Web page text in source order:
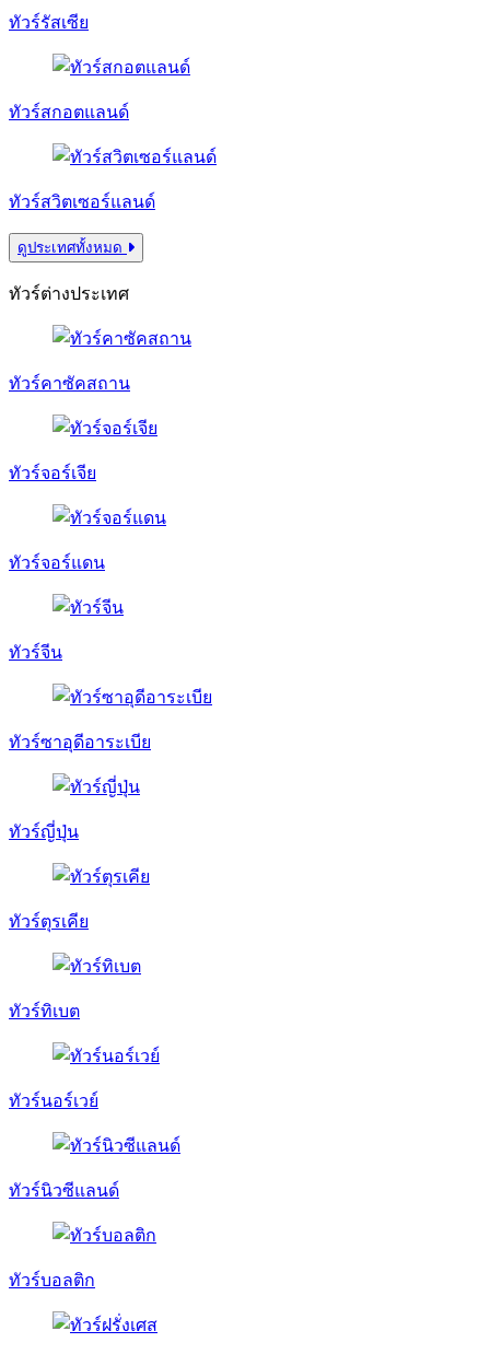
ทัวร์รัสเซีย
ทัวร์สกอตแลนด์
ทัวร์สวิตเซอร์แลนด์
ดูประเทศทั้งหมด
ทัวร์ต่างประเทศ
ทัวร์คาซัคสถาน
ทัวร์จอร์เจีย
ทัวร์จอร์แดน
ทัวร์จีน
ทัวร์ซาอุดีอาระเบีย
ทัวร์ญี่ปุ่น
ทัวร์ตุรเคีย
ทัวร์ทิเบต
ทัวร์นอร์เวย์
ทัวร์นิวซีแลนด์
ทัวร์บอลติก